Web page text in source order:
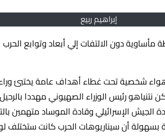
إبراهيم ربيع
شخصية تحت غطاء أهداف عامة يختبئ
نتنياهو رئيس الوزراء الصهيوني مهددا
الجيش الإسرائيلي وقادة الموساد متهمين
بسهولة أن سيناريوهات الحرب كانت ستختلف